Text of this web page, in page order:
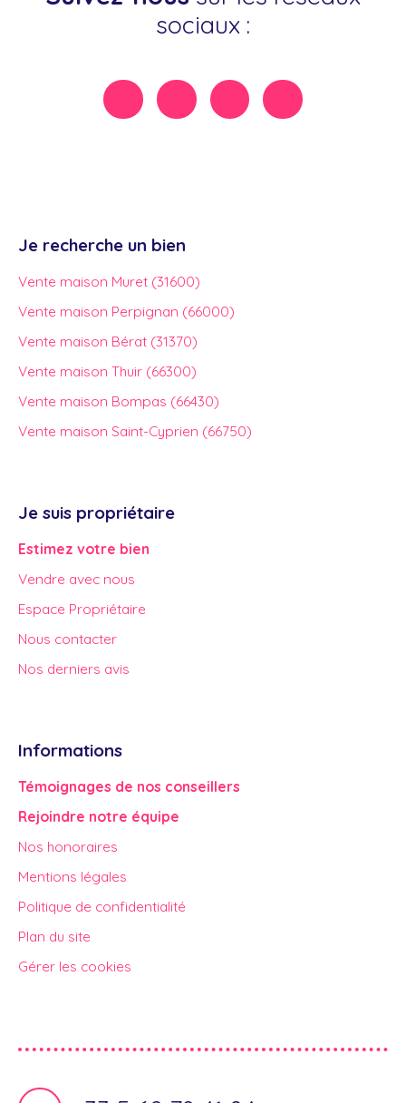
sociaux :
Je recherche un bien
Vente maison Muret (31600)
Vente maison Perpignan (66000)
Vente maison Bérat (31370)
Vente maison Thuir (66300)
Vente maison Bompas (66430)
Vente maison Saint-Cyprien (66750)
Je suis propriétaire
Estimez votre bien
Vendre avec nous
Espace Propriétaire
Nous contacter
Nos derniers avis
Informations
Témoignages de nos conseillers
Rejoindre notre équipe
Nos honoraires
Mentions légales
Politique de confidentialité
Plan du site
Gérer les cookies